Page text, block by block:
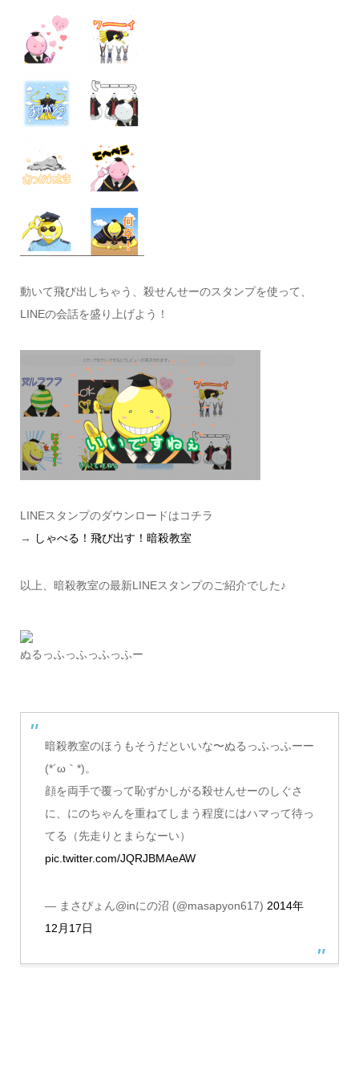
動いて飛び出しちゃう、殺せんせーのスタンプを使って、
LINEの会話を盛り上げよう！
LINEスタンプのダウンロードはコチラ
→
しゃべる！飛び出す！暗殺教室
以上、暗殺教室の最新LINEスタンプのご紹介でした♪
ぬるっふっふっふっふー
暗殺教室のほうもそうだといいな〜ぬるっふっふーー
(*´ω｀*)。
顔を両手で覆って恥ずかしがる殺せんせーのしぐさ
に、にのちゃんを重ねてしまう程度にはハマって待っ
てる（先走りとまらなーい）
pic.twitter.com/JQRJBMAeAW
— まさぴょん@inにの沼 (@masapyon617) 2014年
12月17日